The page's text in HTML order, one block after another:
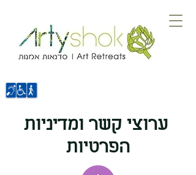
ערוצי קשר ומדיניות
הפרטיות